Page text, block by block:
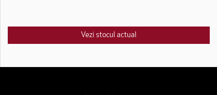
Vezi stocul actual